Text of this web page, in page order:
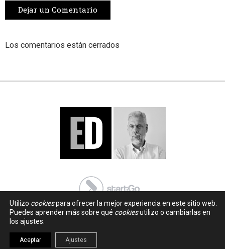
Dejar un Comentario
Los comentarios están cerrados
Utilizo cookiespara ofrecer la mejor experiencia en este sitio web.
Puedes aprender más sobre qué cookiesutilizo o cambiarlas en
los ajustes.
Aceptar Ajustes